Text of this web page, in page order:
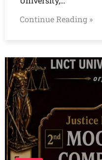
Continue Reading »